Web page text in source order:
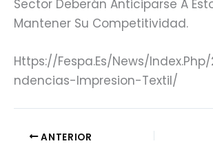
Sector Deberán Anticiparse A
Mantener Su Competitividad.
Https://fespa.es/news/
Ndencias-Impresion-Textil/
ANTERIOR